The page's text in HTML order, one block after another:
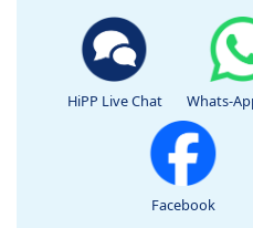
HiPP Live Chat Whats-
Facebook